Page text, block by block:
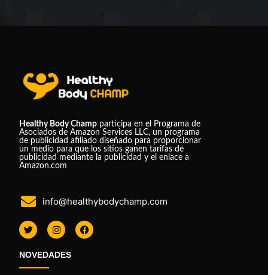
Healthy Body Champ participa en el Programa de
Asociados de Amazon Services LLC, un programa
de publicidad afiliado diseñado para proporcionar
un medio para que los sitios ganen tarifas de
publicidad mediante la publicidad y el enlace a
Amazon.com
info@healthybodychamp.com
NOVEDADES